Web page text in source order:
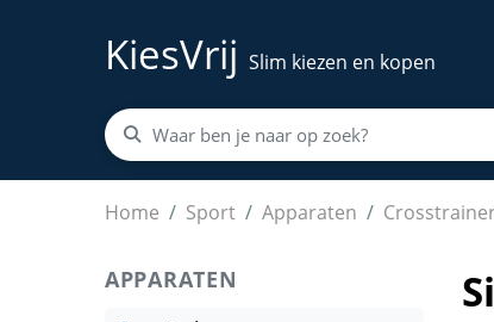
KiesVrij Slim kiezen en kopen
Home Sport Apparaten
Signature C65 Crosstrainer - Fitness
APPARATEN